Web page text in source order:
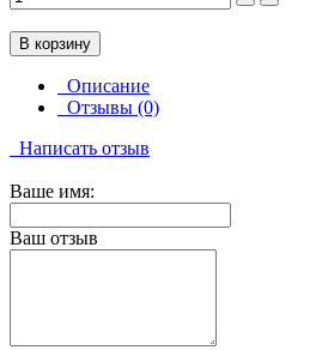
В корзину
Описание
Отзывы (0)
Написать отзыв
Ваше имя:
Ваш отзыв